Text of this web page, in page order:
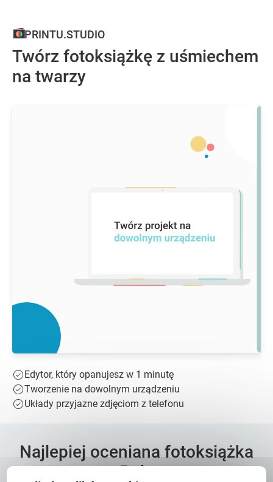
PRINTU.STUDIO
Twórz fotoksiążkę z uśmiechem
na twarzy
Edytor, który opanujesz w 1 minutę
Tworzenie na dowolnym urządzeniu
Układy przyjazne zdjęciom z telefonu
Najlepiej oceniana fotoksiążka
w Polsce